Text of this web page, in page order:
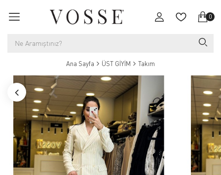
0
Ana Sayfa ÜST GİYİM Takım